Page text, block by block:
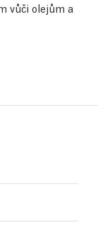
vůči olejům a